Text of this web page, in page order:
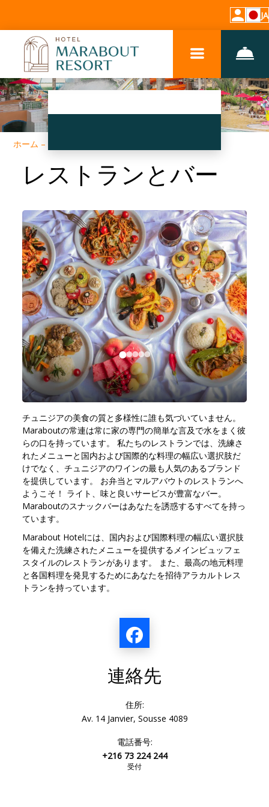
JA
ホーム –
レストランとバー
チュニジアの美食の質と多様性に誰も気づいていません。
Maraboutの常連は常に家の専門の簡単な言及で水をまく彼
らの口を持っています。 私たちのレストランでは、洗練さ
れたメニューと国内および国際的な料理の幅広い選択肢だ
けでなく、チュニジアのワインの最も人気のあるブランド
を提供しています。 お弁当とマルアバウトのレストランへ
ようこそ！ ライト、味と良いサービスが豊富なバー。
Maraboutのスナックバーはあなたを誘惑するすべてを持っ
ています。
Marabout Hotelには、国内および国際料理の幅広い選択肢
を備えた洗練されたメニューを提供するメインビュッフェ
スタイルのレストランがあります。 また、最高の地元料理
と各国料理を発見するためにあなたを招待アラカルトレス
トランを持っています。
連絡先
住所:
Av. 14 Janvier, Sousse 4089
電話番号:
+216 73 224 244
受付